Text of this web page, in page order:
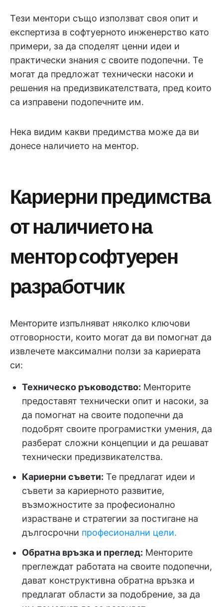
Тези ментори също използват своя опит и
експертиза в софтуерното инженерство като
примери, за да споделят ценни идеи и
практически знания с своите подопечни. Те
могат да предложат технически насоки и
решения на предизвикателствата, пред които
са изправени подопечните им.
Нека видим какви предимства може да ви
донесе наличието на ментор.
Кариерни предимства
от наличието на
ментор софтуерен
разработчик
Менторите изпълняват няколко ключови
отговорности, които могат да ви помогнат да
извлечете максимални ползи за кариерата
си:
Техническо ръководство: Менторите
предоставят технически опит и насоки, за
да помогнат на своите подопечни да
подобрят своите програмистки умения, да
разберат сложни концепции и да решават
технически предизвикателства.
Кариерни съвети: Те предлагат идеи и
съвети за кариерното развитие,
възможностите за професионално
израстване и стратегии за постигане на
дългосрочни професионални цели.
Обратна връзка и преглед: Менторите
преглеждат работата на своите подопечни,
дават конструктивна обратна връзка и
предлагат области за подобрение, за да